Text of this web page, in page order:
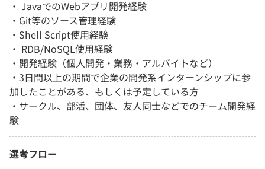
・ JavaでのWebアプリ開発経験
・Git等のソース管理経験
・Shell Script使用経験
・ RDB/NoSQL使用経験
・開発経験（個人開発・業務・アルバイトなど）
・3日間以上の期間で企業の開発系インターンシップに参
加したことがある、もしくは予定している方
・サークル、部活、団体、友人同士などでのチーム開発経
験
選考フロー